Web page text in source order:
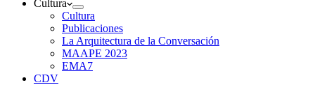
Cultura
Cultura
Publicaciones
La Arquitectura de la Conversación
MAAPE 2023
EMA7
CDV